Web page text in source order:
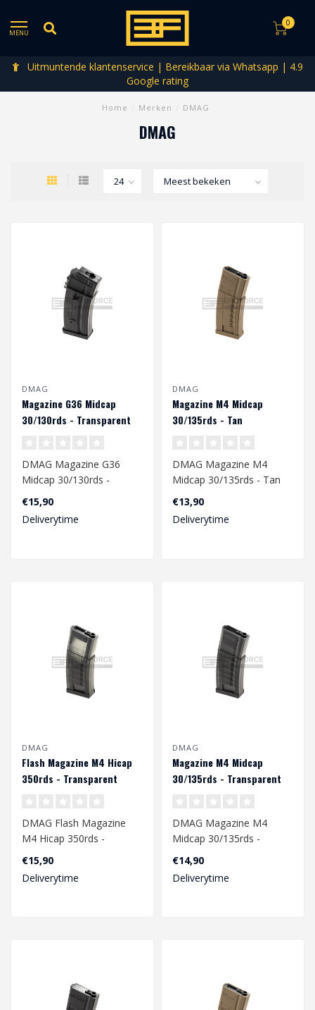
MENU
0
Uitmuntende klantenservice | Bereikbaar via Whatsapp | 4.9
Google rating
Home Merken DMAG
DMAG
DMAG
Magazine G36 Midcap
30/130rds - Transparent
DMAG Magazine G36
Midcap 30/130rds -
Transparent
€15,90
Deliverytime
DMAG
Magazine M4 Midcap
30/135rds - Tan
DMAG Magazine M4
Midcap 30/135rds - Tan
€13,90
Deliverytime
DMAG
Flash Magazine M4 Hicap
350rds - Transparent
DMAG Flash Magazine
M4 Hicap 350rds -
Transparent
€15,90
Deliverytime
DMAG
Magazine M4 Midcap
30/135rds - Transparent
DMAG Magazine M4
Midcap 30/135rds -
Transparent
€14,90
Deliverytime